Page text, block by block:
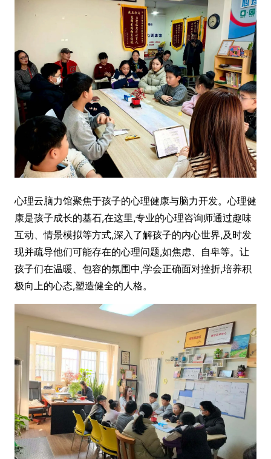
心理云脑力馆聚焦于孩子的心理健康与脑力开发。心理健
康是孩子成长的基石,在这里,专业的心理咨询师通过趣味
互动、情景模拟等方式,深入了解孩子的内心世界,及时发
现并疏导他们可能存在的心理问题,如焦虑、自卑等。让
孩子们在温暖、包容的氛围中,学会正确面对挫折,培养积
极向上的心态,塑造健全的人格。